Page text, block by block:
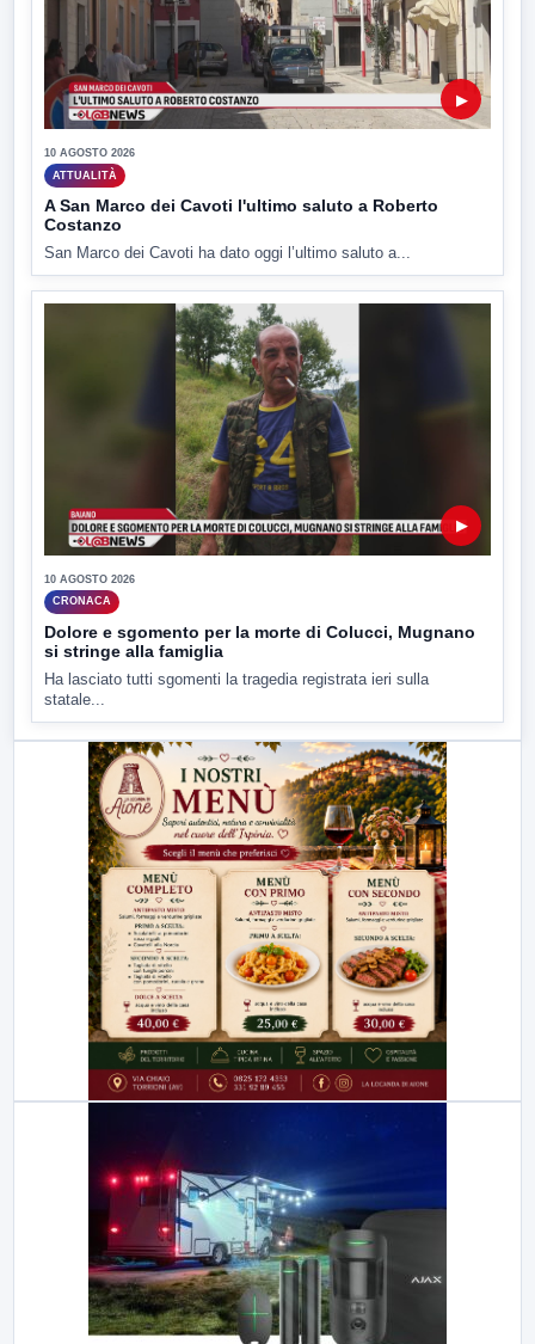
▶
10 AGOSTO 2026
ATTUALITÀ
A San Marco dei Cavoti l'ultimo saluto a Roberto
Costanzo
San Marco dei Cavoti ha dato oggi l’ultimo saluto a...
▶
10 AGOSTO 2026
CRONACA
Dolore e sgomento per la morte di Colucci, Mugnano
si stringe alla famiglia
Ha lasciato tutti sgomenti la tragedia registrata ieri sulla
statale...